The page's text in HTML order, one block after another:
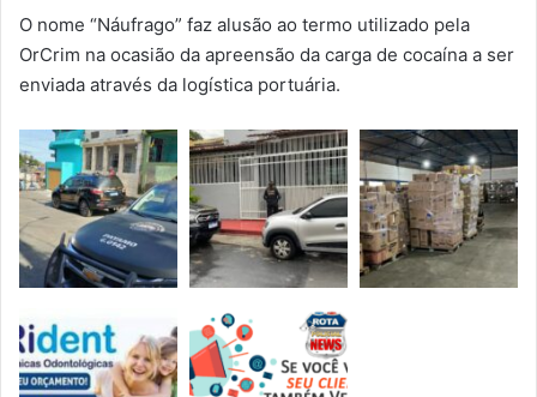
O nome “Náufrago” faz alusão ao termo utilizado pela
OrCrim na ocasião da apreensão da carga de cocaína a ser
enviada através da logística portuária.